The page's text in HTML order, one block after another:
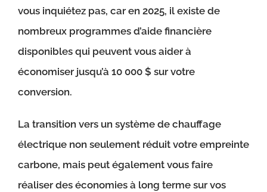
vous inquiétez pas, car en 2025, il existe de
nombreux programmes d’aide financière
disponibles qui peuvent vous aider à
économiser jusqu’à 10 000 $ sur votre
conversion.
La transition vers un système de chauffage
électrique non seulement réduit votre empreinte
carbone, mais peut également vous faire
réaliser des économies à long terme sur vos